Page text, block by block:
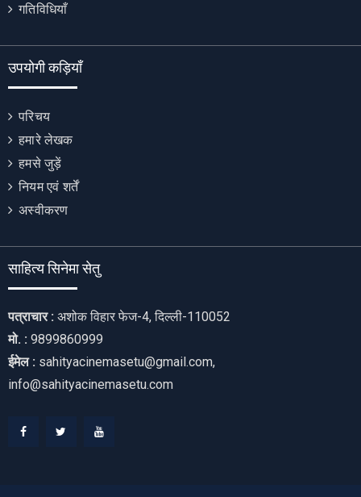
गतिविधियाँ
उपयोगी कड़ियाँ
परिचय
हमारे लेखक
हमसे जुड़ें
नियम एवं शर्तें
अस्वीकरण
साहित्य सिनेमा सेतु
पत्राचार : अशोक विहार फेज-4, दिल्ली-110052
मो. : 9899860999
ईमेल : sahityacinemasetu@gmail.com,
info@sahityacinemasetu.com